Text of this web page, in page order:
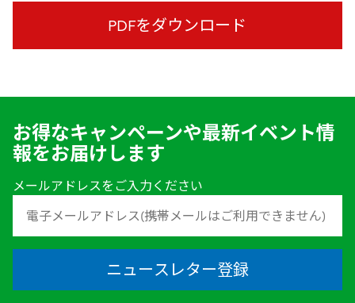
PDFをダウンロード
お得なキャンペーンや最新イベント情
報をお届けします
メールアドレスをご入力ください
ニュースレター登録